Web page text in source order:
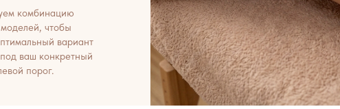
комбинацию
чтобы
вариант
ваш конкретный
порог.